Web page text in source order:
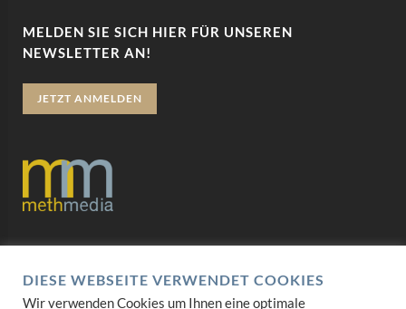
MELDEN SIE SICH HIER FÜR UNSEREN
NEWSLETTER AN!
JETZT ANMELDEN
Datenschutz
Impressum
DIESE WEBSEITE VERWENDET COOKIES
Wir verwenden Cookies um Ihnen eine optimale